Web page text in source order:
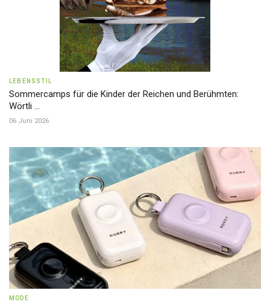
LEBENSSTIL
Sommercamps für die Kinder der Reichen und Berühmten:
Wörtli ...
06 Juni 2026
MODE